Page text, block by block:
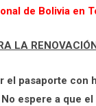
de Bolivia en
LA
el pasaporte con
espere a que